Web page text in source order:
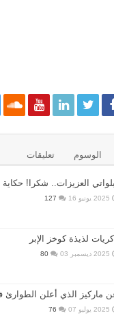
الوسوم تعليقات
العزيزات.. شكرا!
2025 يونيو 16 127
لذيذة كوخز الإبر
2025 ديسمبر 03 80
ماركيز الذي أعلن الطوارئ
2025 يوليو 07 76